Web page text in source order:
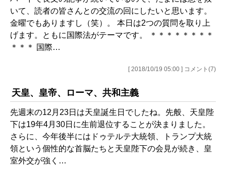
いて、読者の皆さんとの交流の回にしたいと思います。
金曜でもありますし（笑）。 本日は2つの質問を取り上
げます。ともに国際法がテーマです。 ＊＊＊＊＊＊＊＊
＊＊＊ 国際…
[ 2018/10/19 05:00 ] コメント(7)
天皇、皇帝、ローマ、共和主義
先週末の12月23日は天皇誕生日でしたね。先般、天皇陛
下は19年4月30日に生前退位することが決まりました。
さらに、今年後半にはドゥテルテ大統領、トランプ大統
領という個性的な首脳たちと天皇陛下の会見が続き、皇
室外交が強く…